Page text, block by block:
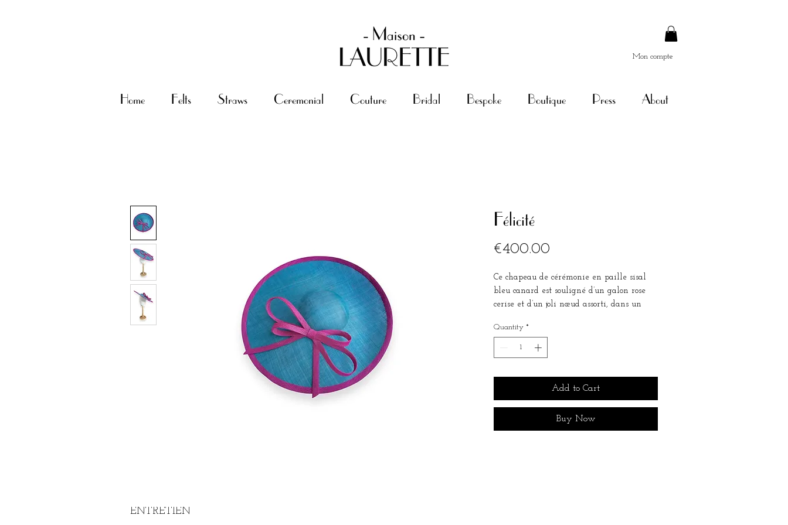
Mon compte
Home Felts Straws Ceremonial Couture Bridal Bespoke Boutique Press About
Félicité
€400.00
Ce chapeau de cérémonie en paille sisal
bleu canard est souligné d’un galon rose
cerise et d’un joli nœud assorti, dans un
Une création fidèle à l’univers Maison
Laurette, qui saura sublimer votre look de
cérémonie.
Diamètre : 45 cm
légèrement incliné pour souligner le
Quantity *
Add to Cart
Buy Now
ENTRETIEN